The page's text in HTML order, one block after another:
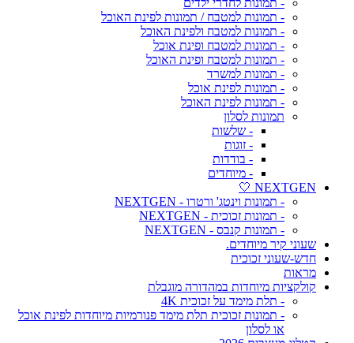
- תמונות לחדרי ילדים
- תמונות למטבח / תמונות לפינת האוכל
- תמונות למטבח ולפינת האוכל
- תמונות למטבח ופינת אוכל
- תמונות למטבח ופינת האוכל
- תמונות למשרד
- תמונות לפינת אוכל
- תמונות לפינת האוכל
תמונות לסלון
- שלשות
- זוגות
- בודדות
- מיוחדים
NEXTGEN 🤍
- תמונות וינטג' ורטרו - NEXTGEN
- תמונות זכוכית - NEXTGEN
- תמונות קנבס - NEXTGEN
שעוני קיר מיוחדים.
חדש-שעוני זכוכית
מראות
קולקציות מיוחדות במהדורה מוגבלת
- תלת מימד על זכוכית 4K
- תמונות זכוכית תלת מימד פנורמיות מיוחדות לפינת אוכל
או לסלון